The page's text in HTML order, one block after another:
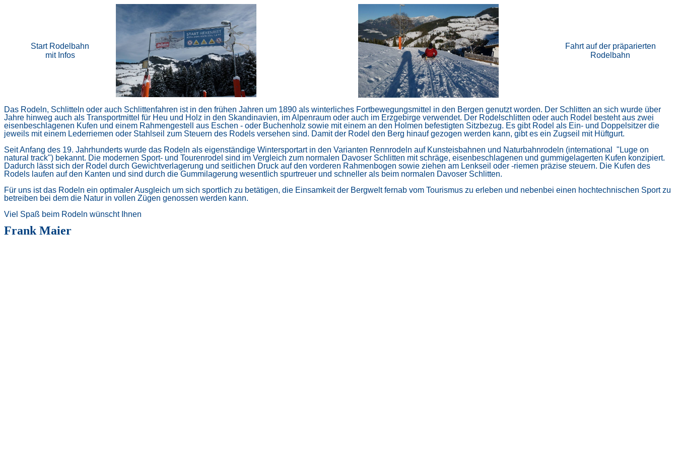
Start Rodelbahn
mit Infos
Fahrt auf der präparierten
Rodelbahn
Das Rodeln, Schlitteln oder auch Schlittenfahren ist in den frühen Jahren um 1890 als winterliches Fortbewegungsmittel in den Bergen genutzt worden. Der Schlitten an sich wurde über
Jahre hinweg auch als Transportmittel für Heu und Holz in den Skandinavien, im Alpenraum oder auch im Erzgebirge verwendet. Der Rodelschlitten oder auch Rodel besteht aus zwei
eisenbeschlagenen Kufen und einem Rahmengestell aus Eschen - oder Buchenholz sowie mit einem an den Holmen befestigten Sitzbezug. Es gibt Rodel als Ein- und Doppelsitzer die
jeweils mit einem Lederriemen oder Stahlseil zum Steuern des Rodels versehen sind. Damit der Rodel den Berg hinauf gezogen werden kann, gibt es ein Zugseil mit Hüftgurt.
Seit Anfang des 19. Jahrhunderts wurde das Rodeln als eigenständige Wintersportart in den Varianten Rennrodeln auf Kunsteisbahnen und Naturbahnrodeln (international "Luge on
natural track") bekannt. Die modernen Sport- und Tourenrodel sind im Vergleich zum normalen Davoser Schlitten mit schräge, eisenbeschlagenen und gummigelagerten Kufen konzipiert.
Dadurch lässt sich der Rodel durch Gewichtverlagerung und seitlichen Druck auf den vorderen Rahmenbogen sowie ziehen am Lenkseil oder -riemen präzise steuern. Die Kufen des
Rodels laufen auf den Kanten und sind durch die Gummilagerung wesentlich spurtreuer und schneller als beim normalen Davoser Schlitten.
Für uns ist das Rodeln ein optimaler Ausgleich um sich sportlich zu betätigen, die Einsamkeit der Bergwelt fernab vom Tourismus zu erleben und nebenbei einen hochtechnischen Sport zu
betreiben bei dem die Natur in vollen Zügen genossen werden kann.
Viel Spaß beim Rodeln wünscht Ihnen
Frank Maier